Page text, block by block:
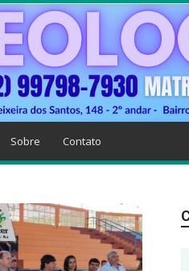
Sobre Contato